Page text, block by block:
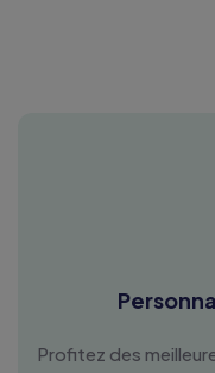
Profitez des